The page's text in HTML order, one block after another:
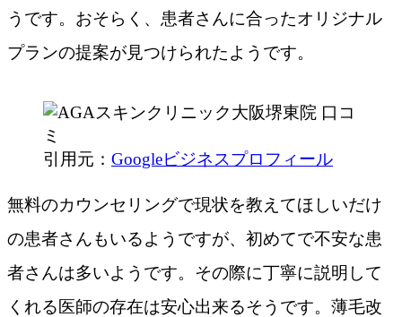
うです。おそらく、患者さんに合ったオリジナル
プランの提案が見つけられたようです。
引用元： Googleビジネスプロフィール
無料のカウンセリングで現状を教えてほしいだけ
の患者さんもいるようですが、初めてで不安な患
者さんは多いようです。その際に丁寧に説明して
くれる医師の存在は安心出来るそうです。薄毛改